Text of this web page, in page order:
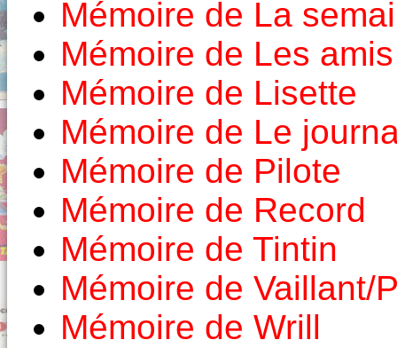
Mémoire de La
Mémoire de Les
Mémoire de Lisette
Mémoire de Le
Mémoire de Pilote
Mémoire de Record
Mémoire de Tintin
Mémoire de Vaillant/
Mémoire de Wrill